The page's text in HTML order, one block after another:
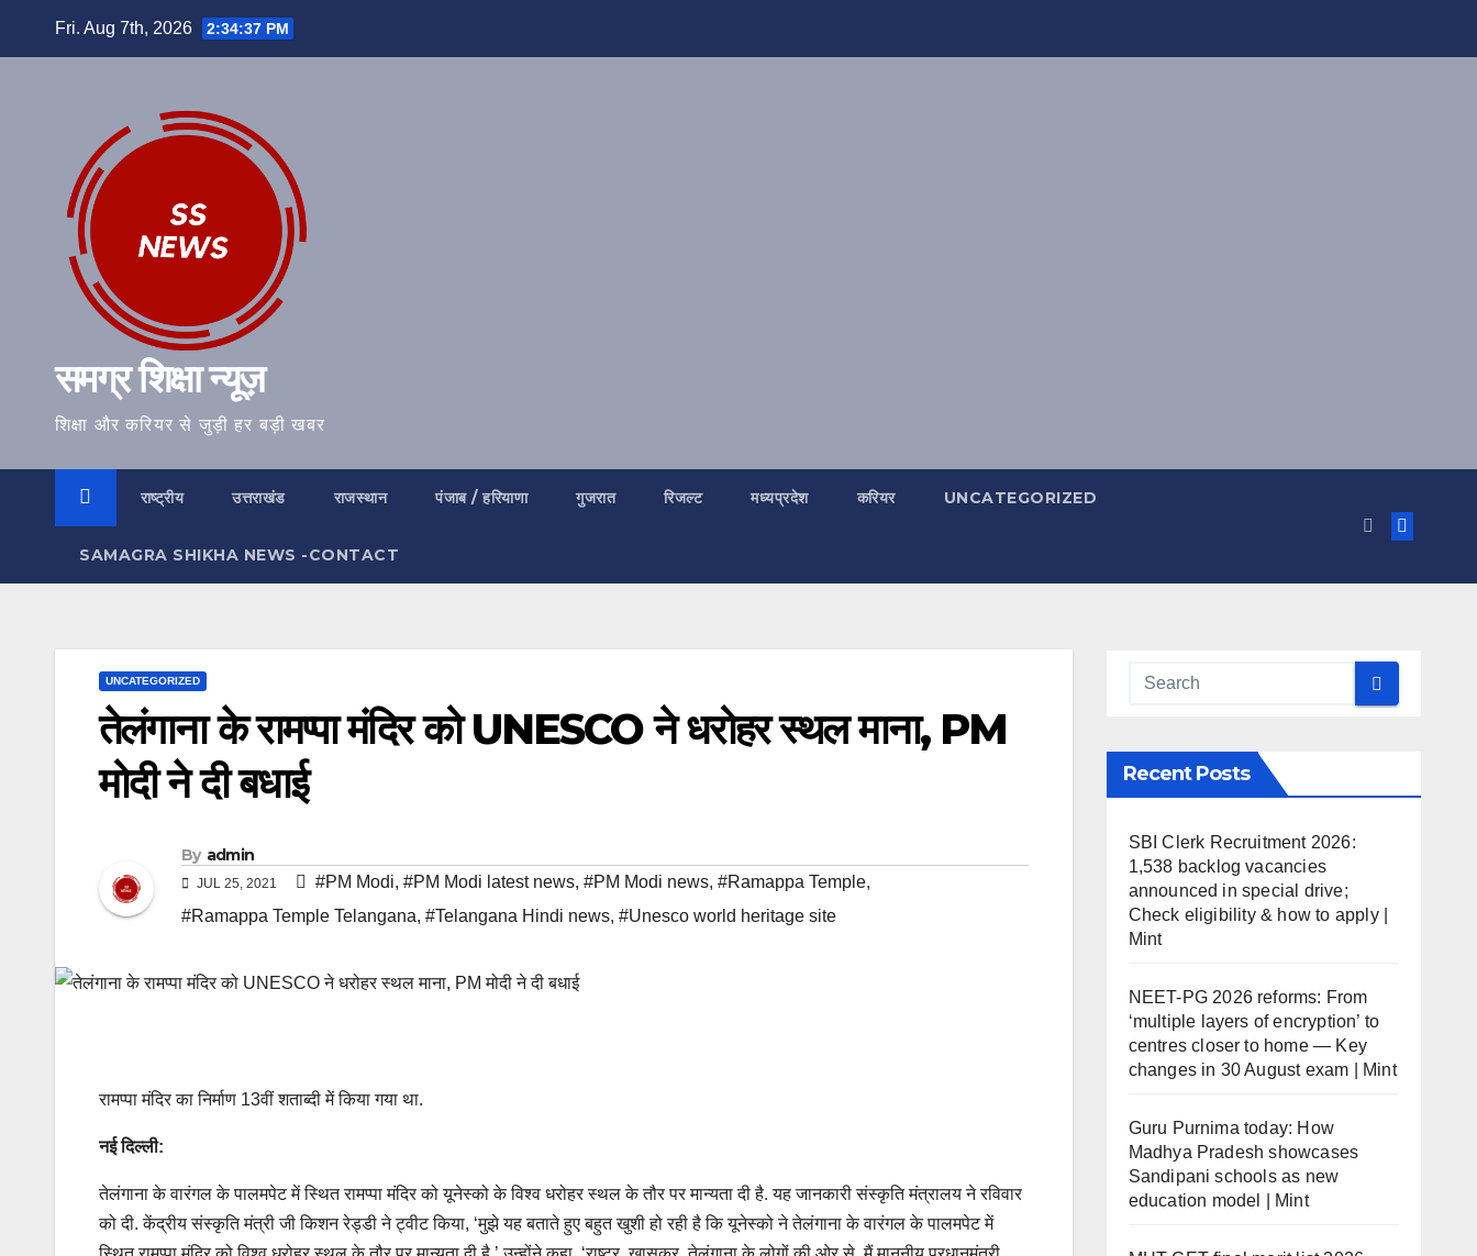
Fri. Aug 7th, 2026 2:34:38 PM
समग्र शिक्षा न्यूज़
शिक्षा और करियर से जुड़ी हर बड़ी खबर
राष्ट्रीय उत्तराखंड राजस्थान पंजाब / हरियाणा गुजरात रिजल्ट मध्यप्रदेश करियर UNCATEGORIZED
SAMAGRA SHIKHA NEWS -CONTACT
UNCATEGORIZED
तेलंगाना के रामप्पा मंदिर को UNESCO ने धरोहर स्थल माना, PM
मोदी ने दी बधाई
By admin
JUL 25, 2021 #PM Modi, #PM Modi latest news, #PM Modi news, #Ramappa Temple,
#Ramappa Temple Telangana, #Telangana Hindi news, #Unesco world heritage site
रामप्पा मंदिर का निर्माण 13वीं शताब्दी में किया गया था.
नई दिल्ली:
तेलंगाना के वारंगल के पालमपेट में स्थित रामप्पा मंदिर को यूनेस्को के विश्व धरोहर स्थल के तौर पर मान्यता दी है. यह जानकारी संस्कृति मंत्रालय ने रविवार
को दी. केंद्रीय संस्कृति मंत्री जी किशन रेड्डी ने ट्वीट किया, ‘मुझे यह बताते हुए बहुत खुशी हो रही है कि यूनेस्को ने तेलंगाना के वारंगल के पालमपेट में
Recent Posts
SBI Clerk Recruitment 2026:
1,538 backlog vacancies
announced in special drive;
Check eligibility & how to apply |
Mint
NEET-PG 2026 reforms: From
‘multiple layers of encryption’ to
centres closer to home — Key
changes in 30 August exam | Mint
Guru Purnima today: How
Madhya Pradesh showcases
Sandipani schools as new
education model | Mint